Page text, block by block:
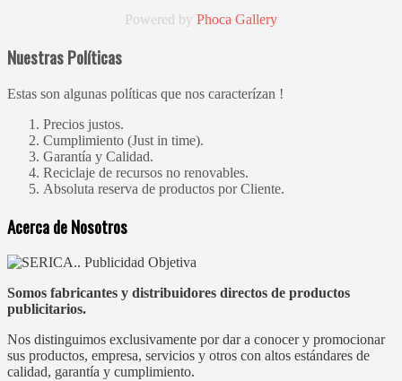
Powered by Phoca Gallery
Nuestras Políticas
Estas son algunas políticas que nos caracterízan !
Precios justos.
Cumplimiento (Just in time).
Garantía y Calidad.
Reciclaje de recursos no renovables.
Absoluta reserva de productos por Cliente.
Acerca de Nosotros
Somos fabricantes y distribuidores directos de productos
publicitarios.
Nos distinguimos exclusivamente por dar a conocer y promocionar
sus productos, empresa, servicios y otros con altos estándares de
calidad, garantía y cumplimiento.